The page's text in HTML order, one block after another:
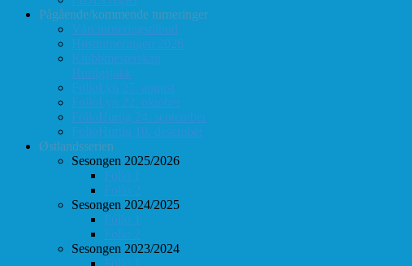
Pågående/kommende turneringer
Vårt turneringstilbud
Høstturneringen 2026
Klubbmesterskap
Hurtigsjakk
FolloLyn 27. august
FolloLyn 22. oktober
FolloHurtig 24. september
FolloHurtig 10. desember
Østlandsserien
Sesongen 2025/2026
Follo 1
Follo 2
Sesongen 2024/2025
Follo 1
Follo 2
Sesongen 2023/2024
Follo 1